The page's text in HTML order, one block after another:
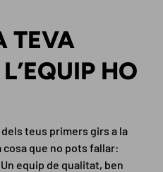
TEVA
HO
teus primers girs a la
cosa que no pots fallar:
. Un equip de qualitat, ben